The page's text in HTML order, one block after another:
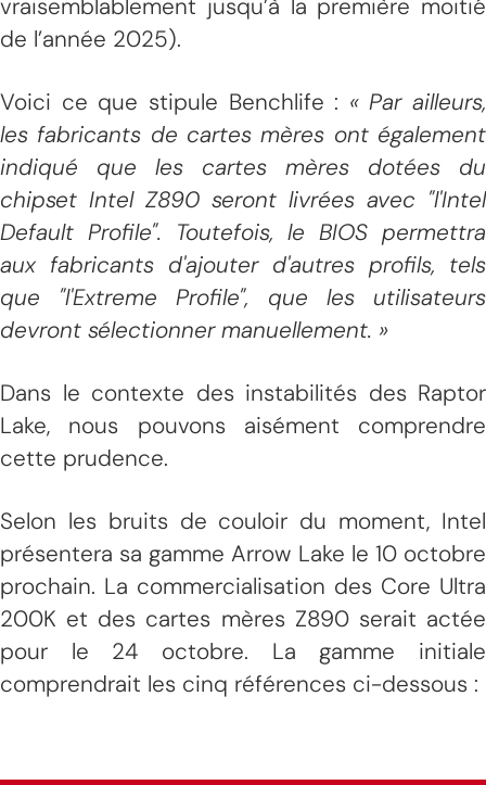
vraisemblablement jusqu’à la première moitié
de l’année 2025).
Voici ce que stipule Benchlife : « Par ailleurs,
les fabricants de cartes mères ont également
indiqué que les cartes mères dotées du
chipset Intel Z890 seront livrées avec "l'Intel
Default Profile". Toutefois, le BIOS permettra
aux fabricants d'ajouter d'autres profils, tels
que "l'Extreme Profile", que les utilisateurs
devront sélectionner manuellement. »
Dans le contexte des instabilités des Raptor
Lake, nous pouvons aisément comprendre
cette prudence.
Selon les bruits de couloir du moment, Intel
présentera sa gamme Arrow Lake le 10 octobre
prochain. La commercialisation des Core Ultra
200K et des cartes mères Z890 serait actée
pour le 24 octobre. La gamme initiale
comprendrait les cinq références ci-dessous :